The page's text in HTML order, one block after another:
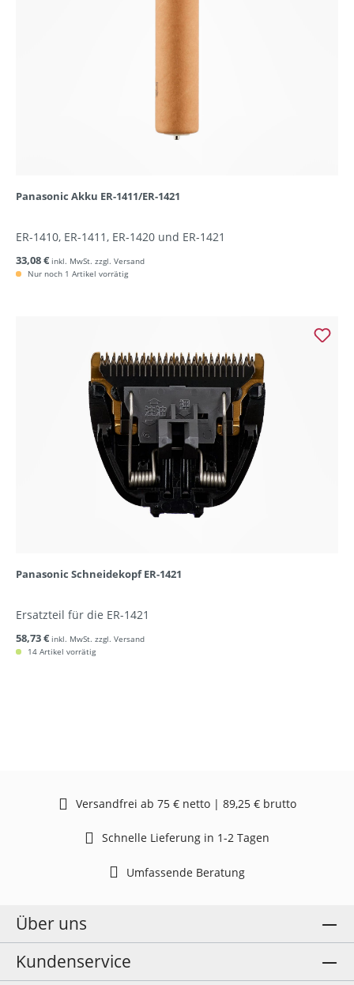
Panasonic Akku ER-1411/ER-1421
ER-1410, ER-1411, ER-1420 und ER-1421
33,08 € inkl. MwSt. zzgl. Versand
Nur noch 1 Artikel vorrätig
Panasonic Schneidekopf ER-1421
Ersatzteil für die ER-1421
58,73 € inkl. MwSt. zzgl. Versand
14 Artikel vorrätig
Versandfrei ab 75 € netto | 89,25 € brutto
Schnelle Lieferung in 1-2 Tagen
Umfassende Beratung
Über uns
Kundenservice